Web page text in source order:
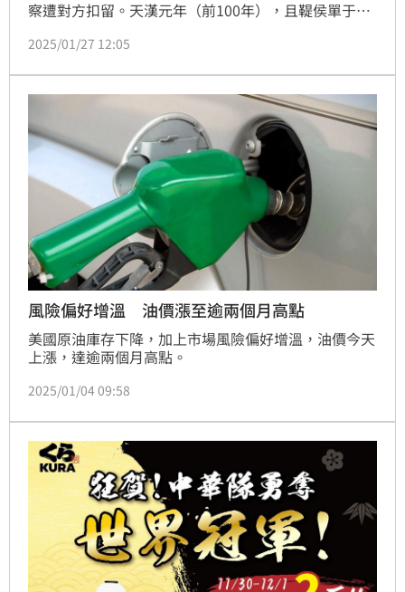
察遭對方扣留。天漢元年（前100年），且鞮侯單于即
武護送匈使回國，不料此行竟成蘇武十九年異域漂泊的
2025/01/27 12:05
風險偏好增溫 油價漲至逾兩個月高點
美國原油庫存下降，加上市場風險偏好增溫，油價今天
上漲，達逾兩個月高點。
2025/01/04 09:58